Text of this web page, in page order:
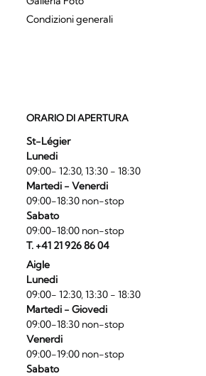
Condizioni generali
ORARIO DI APERTURA
St-Légier
Lunedi
09:00- 12:30, 13:30 - 18:30
Martedi - Venerdi
09:00-18:30 non-stop
Sabato
09:00-18:00 non-stop
T. +41 21 926 86 04
Aigle
Lunedi
09:00- 12:30, 13:30 - 18:30
Martedi - Giovedi
09:00-18:30 non-stop
Venerdi
09:00-19:00 non-stop
Sabato